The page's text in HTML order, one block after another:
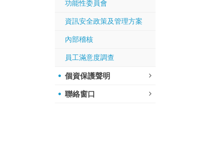
功能性委員會
資訊安全政策及管理方案
內部稽核
員工滿意度調查
個資保護聲明
聯絡窗口